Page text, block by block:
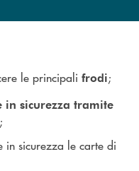
le principali frodi;
in sicurezza tramite
sicurezza le carte di